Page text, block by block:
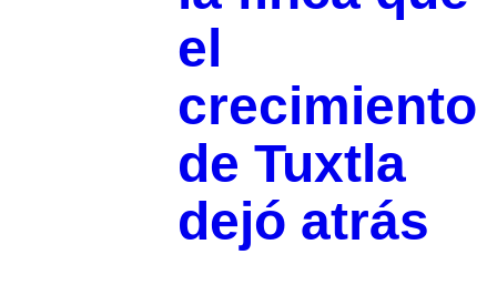
el
crecimiento
de Tuxtla
dejó atrás